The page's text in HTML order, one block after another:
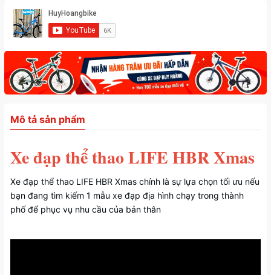
Mô tả sản phẩm
Xe đạp thể thao LIFE HBR Xmas
Xe đạp thể thao LIFE HBR Xmas chính là sự lựa chọn tối ưu nếu
bạn đang tìm kiếm 1 mẫu xe đạp địa hình chạy trong thành
phố để phục vụ nhu cầu của bản thân